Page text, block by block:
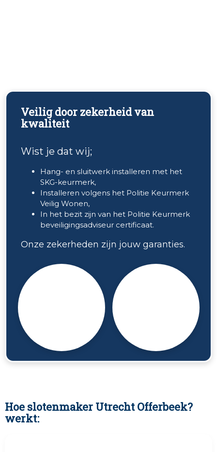
Veilig door zekerheid van
kwaliteit
Wist je dat wij;
Hang- en sluitwerk installeren met het
SKG-keurmerk,
Installeren volgens het Politie Keurmerk
Veilig Wonen,
In het bezit zijn van het Politie Keurmerk
beveiligingsadviseur certificaat.
Onze zekerheden zijn jouw garanties.
Hoe slotenmaker Utrecht Offerbeek?
werkt: